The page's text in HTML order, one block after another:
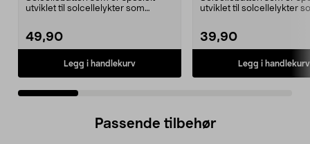
utviklet til solcellelykter som
49,90
Legg i handlekurv
utviklet til solcellelykter
39,90
Legg i handlekurv
Passende tilbehør